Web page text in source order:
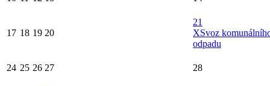
17 18 19 20
21
XSvoz
odpadu
24 25 26 27 28